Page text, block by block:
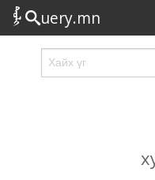
uery.mn
Сонирхолтой